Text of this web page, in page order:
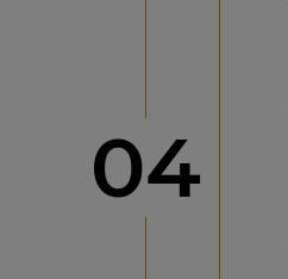
Step
04